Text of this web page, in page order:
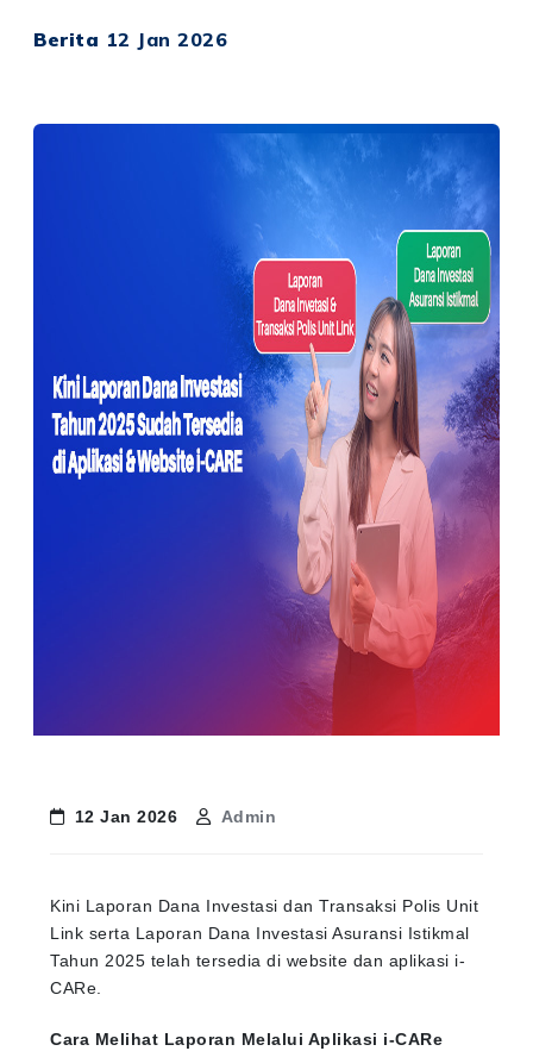
Berita 12 Jan 2026
12 Jan 2026 Admin
Kini Laporan Dana Investasi dan Transaksi Polis Unit
Link serta Laporan Dana Investasi Asuransi Istikmal
Tahun 2025 telah tersedia di website dan aplikasi i-
CARe.
Cara Melihat Laporan Melalui Aplikasi i-CARe